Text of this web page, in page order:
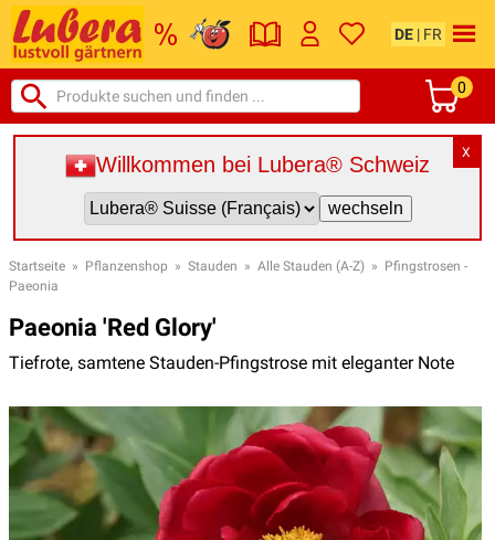
DE | FR
0
X
Willkommen bei Lubera® Schweiz
Startseite » Pflanzenshop » Stauden » Alle Stauden (A-Z) » Pfingstrosen -
Paeonia
Paeonia 'Red Glory'
Tiefrote, samtene Stauden-Pfingstrose mit eleganter Note